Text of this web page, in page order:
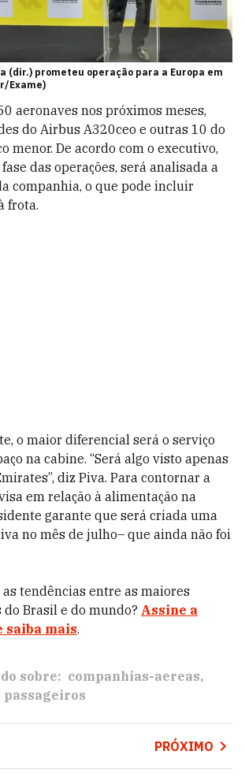
(dir.) prometeu operação para a Europa em
Exame)
aeronaves nos próximos meses,
do Airbus A320ceo e outras 10 do
menor. De acordo com o executivo,
das operações, será analisada a
companhia, o que pode incluir
frota.
o maior diferencial será o serviço
na cabine. “Será algo visto apenas
diz Piva. Para contornar a
em relação à alimentação na
garante que será criada uma
no mês de julho– que ainda não foi
as tendências entre as maiores
do Brasil e do mundo? Assine a
saiba mais.
sobre: companhias-aereas
PRÓXIMO